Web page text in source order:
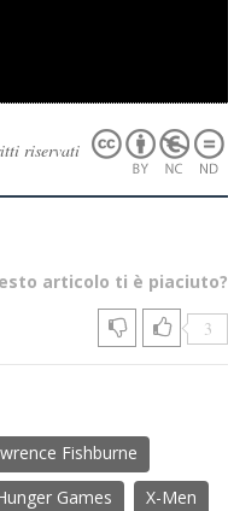
riservati
articolo ti è piaciuto?
3
Fishburne
Games
X-Men